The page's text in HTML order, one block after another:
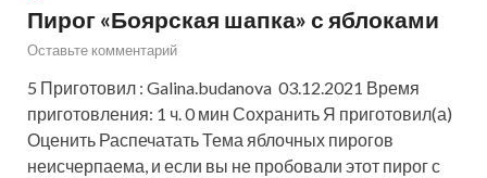
Пирог «Боярская шапка» с яблоками
Оставьте комментарий
5 Приготовил : Galina.budanova 03.12.2021 Время
приготовления: 1 ч. 0 мин Сохранить Я приготовил(а)
Оценить Распечатать Тема яблочных пирогов
неисчерпаема, и если вы не пробовали этот пирог с